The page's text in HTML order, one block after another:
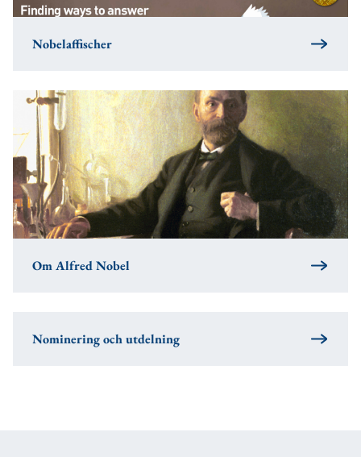
Nobelaffischer
Om Alfred Nobel
Nominering och utdelning